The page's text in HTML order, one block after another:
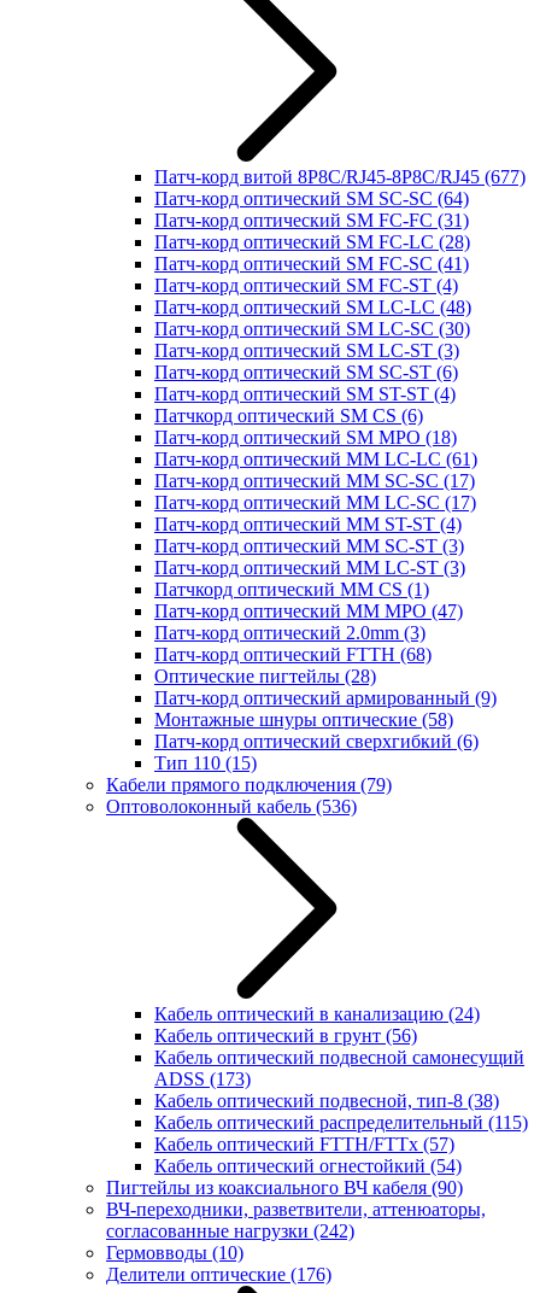
Патч-корд витой 8P8C/RJ45-8P8C/RJ45 (677)
Патч-корд оптический SM SC-SC (64)
Патч-корд оптический SM FC-FC (31)
Патч-корд оптический SM FC-LC (28)
Патч-корд оптический SM FC-SC (41)
Патч-корд оптический SM FC-ST (4)
Патч-корд оптический SM LC-LC (48)
Патч-корд оптический SM LC-SC (30)
Патч-корд оптический SM LC-ST (3)
Патч-корд оптический SM SC-ST (6)
Патч-корд оптический SM ST-ST (4)
Патчкорд оптический SM CS (6)
Патч-корд оптический SM MPO (18)
Патч-корд оптический MM LC-LC (61)
Патч-корд оптический MM SC-SC (17)
Патч-корд оптический MM LC-SC (17)
Патч-корд оптический MM ST-ST (4)
Патч-корд оптический MM SC-ST (3)
Патч-корд оптический MM LC-ST (3)
Патчкорд оптический MM CS (1)
Патч-корд оптический MM MPO (47)
Патч-корд оптический 2.0mm (3)
Патч-корд оптический FTTH (68)
Оптические пигтейлы (28)
Патч-корд оптический армированный (9)
Монтажные шнуры оптические (58)
Патч-корд оптический сверхгибкий (6)
Тип 110 (15)
Кабели прямого подключения (79)
Оптоволоконный кабель (536)
Кабель оптический в канализацию (24)
Кабель оптический в грунт (56)
Кабель оптический подвесной самонесущий
ADSS (173)
Кабель оптический подвесной, тип-8 (38)
Кабель оптический распределительный (115)
Кабель оптический FTTH/FTTx (57)
Кабель оптический огнестойкий (54)
Пигтейлы из коаксиального ВЧ кабеля (90)
ВЧ-переходники, разветвители, аттенюаторы,
согласованные нагрузки (242)
Гермовводы (10)
Делители оптические (176)